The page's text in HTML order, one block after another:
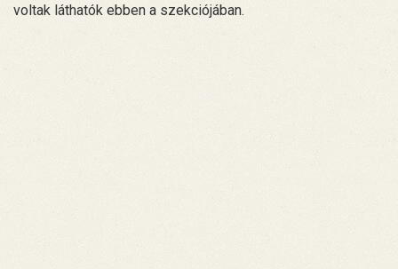
voltak láthatók ebben a szekciójában.